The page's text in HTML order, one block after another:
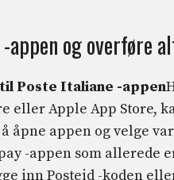
appen og overføre
Poste Italiane -appen
eller Apple App Store,
åpne appen og velge
-appen som allerede
inn Posteid -koden